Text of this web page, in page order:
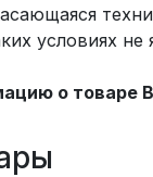
условиях
о товаре